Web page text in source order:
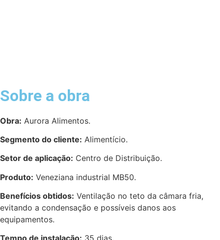
Sobre a obra
Obra: Aurora Alimentos.
Segmento do cliente: Alimentício.
Setor de aplicação: Centro de Distribuição.
Produto: Veneziana industrial MB50.
Benefícios obtidos: Ventilação no teto da câmara fria,
evitando a condensação e possíveis danos aos
equipamentos.